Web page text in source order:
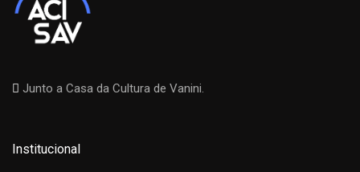
Junto a Casa da Cultura de Vanini.
Institucional